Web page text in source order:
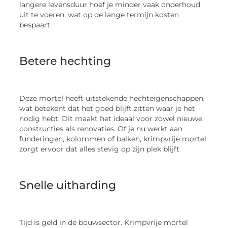
langere levensduur hoef je minder vaak onderhoud
uit te voeren, wat op de lange termijn kosten
bespaart.
Betere hechting
Deze mortel heeft uitstekende hechteigenschappen,
wat betekent dat het goed blijft zitten waar je het
nodig hebt. Dit maakt het ideaal voor zowel nieuwe
constructies als renovaties. Of je nu werkt aan
funderingen, kolommen of balken, krimpvrije mortel
zorgt ervoor dat alles stevig op zijn plek blijft.
Snelle uitharding
Tijd is geld in de bouwsector. Krimpvrije mortel